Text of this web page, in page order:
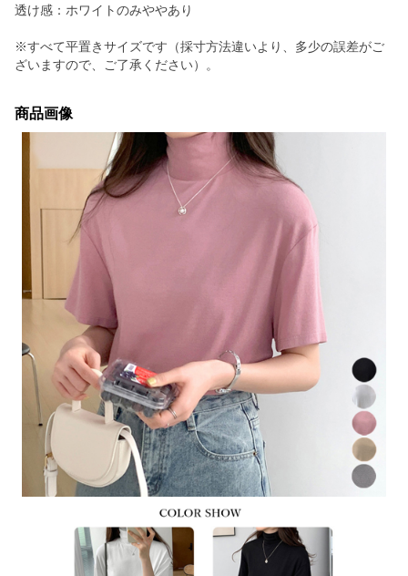
透け感：ホワイトのみややあり
※すべて平置きサイズです（採寸方法違いより、多少の誤差がご
ざいますので、ご了承ください）。
商品画像